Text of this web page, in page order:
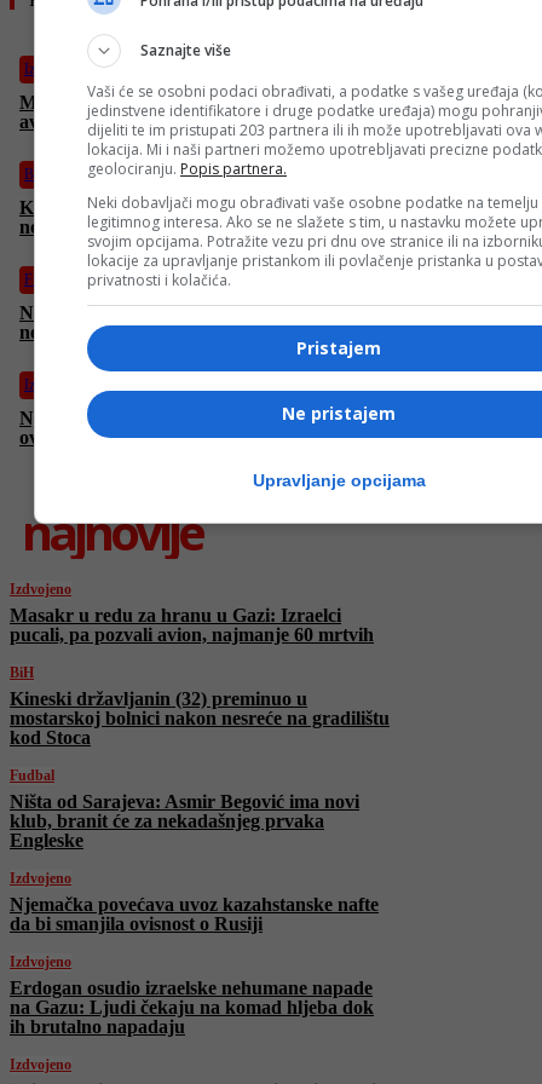
Izdvojeno
Masakr u redu za hranu u Gazi: Izraelci pucali, pa pozvali
avion, najmanje 60 mrtvih
BiH
Kineski državljanin (32) preminuo u mostarskoj bolnici nakon
nesreće na gradilištu kod Stoca
Fudbal
Ništa od Sarajeva: Asmir Begović ima novi klub, branit će za
nekadašnjeg prvaka Engleske
Izdvojeno
Njemačka povećava uvoz kazahstanske nafte da bi smanjila
ovisnost o Rusiji
najnovije
Izdvojeno
Masakr u redu za hranu u Gazi: Izraelci
pucali, pa pozvali avion, najmanje 60 mrtvih
BiH
Kineski državljanin (32) preminuo u
mostarskoj bolnici nakon nesreće na gradilištu
kod Stoca
Fudbal
Ništa od Sarajeva: Asmir Begović ima novi
klub, branit će za nekadašnjeg prvaka
Engleske
Izdvojeno
Njemačka povećava uvoz kazahstanske nafte
da bi smanjila ovisnost o Rusiji
Izdvojeno
Erdogan osudio izraelske nehumane napade
na Gazu: Ljudi čekaju na komad hljeba dok
ih brutalno napadaju
Izdvojeno
Saznajte više
Vaši će se osobni podaci obrađivati, a podatke s vašeg uređaja
jedinstvene identifikatore i druge podatke uređaja) mogu
dijeliti te im pristupati 203 partnera ili ih može upotrebljavati ova
lokacija. Mi i naši partneri možemo upotrebljavati precizne
geolociranju. Popis partnera.
Neki dobavljači mogu obrađivati vaše osobne podatke na temelju
legitimnog interesa. Ako se ne slažete s tim, u nastavku možete
svojim opcijama. Potražite vezu pri dnu ove stranice ili na
lokacije za upravljanje pristankom ili povlačenje pristanka u
privatnosti i kolačića.
Pristajem
Ne pristajem
Upravljanje opcijama